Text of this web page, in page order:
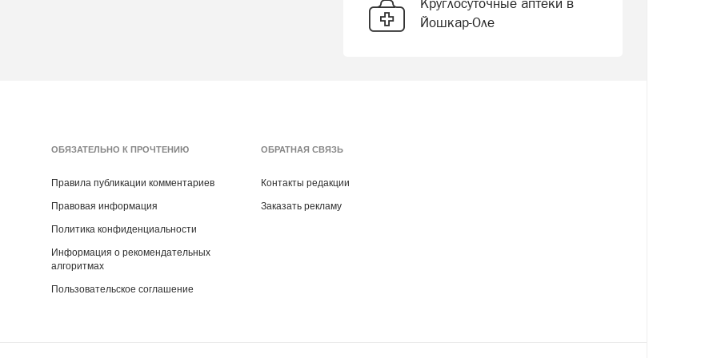
Круглосуточные аптеки в
Йошкар-Оле
ОБЯЗАТЕЛЬНО К ПРОЧТЕНИЮ
Правила публикации комментариев
Правовая информация
Политика конфиденциальности
Информация о рекомендательных
алгоритмах
Пользовательское соглашение
ОБРАТНАЯ СВЯЗЬ
Контакты редакции
Заказать рекламу